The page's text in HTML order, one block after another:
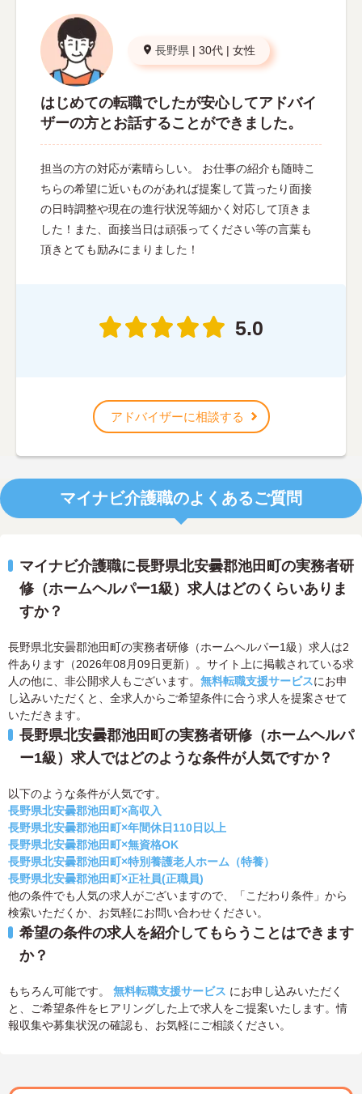
長野県 | 30代 | 女性
はじめての転職でしたが安心してアドバイ
ザーの方とお話することができました。
担当の方の対応が素晴らしい。 お仕事の紹介も随時こ
ちらの希望に近いものがあれば提案して貰ったり面接
の日時調整や現在の進行状況等細かく対応して頂きま
した！また、面接当日は頑張ってください等の言葉も
頂きとても励みにまりました！
5.0
アドバイザーに相談する
マイナビ介護職のよくあるご質問
マイナビ介護職に長野県北安曇郡池田町の実務者研
修（ホームヘルパー1級）求人はどのくらいありま
すか？
長野県北安曇郡池田町の実務者研修（ホームヘルパー1級）求人は2
件あります（2026年08月09日更新）。サイト上に掲載されている求
人の他に、非公開求人もございます。 無料転職支援サービスにお申
し込みいただくと、全求人からご希望条件に合う求人を提案させて
いただきます。
長野県北安曇郡池田町の実務者研修（ホームヘルパ
ー1級）求人ではどのような条件が人気ですか？
以下のような条件が人気です。
長野県北安曇郡池田町×高収入
長野県北安曇郡池田町×年間休日110日以上
長野県北安曇郡池田町×無資格OK
長野県北安曇郡池田町×特別養護老人ホーム（特養）
長野県北安曇郡池田町×正社員(正職員)
他の条件でも人気の求人がございますので、「こだわり条件」から
検索いただくか、お気軽にお問い合わせください。
希望の条件の求人を紹介してもらうことはできます
か？
もちろん可能です。 無料転職支援サービス にお申し込みいただく
と、ご希望条件をヒアリングした上で求人をご提案いたします。情
報収集や募集状況の確認も、お気軽にご相談ください。